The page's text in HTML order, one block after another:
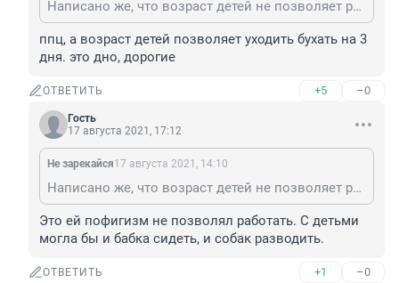
Написано же, что возраст детей не позволяет работать
ппц, а возраст детей позволяет уходить бухать на 3
дня. это дно, дорогие
ОТВЕТИТЬ +5 –0
Гость
17 августа 2021, 17:12
Не зарекайся17 августа 2021, 14:10
Написано же, что возраст детей не позволяет работать
Это ей пофигизм не позволял работать. С детьми
могла бы и бабка сидеть, и собак разводить.
ОТВЕТИТЬ +1 –0